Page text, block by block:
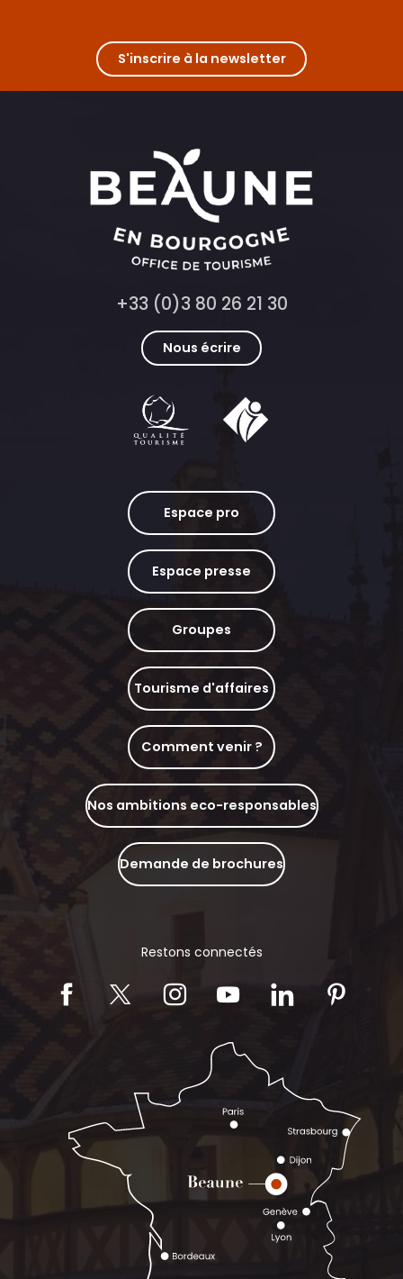
S'inscrire à la newsletter
+33 (0)3 80 26 21 30
Nous écrire
Espace pro
Espace presse
Groupes
Tourisme d'affaires
Comment venir ?
Nos ambitions eco-responsables
Demande de brochures
Restons connectés